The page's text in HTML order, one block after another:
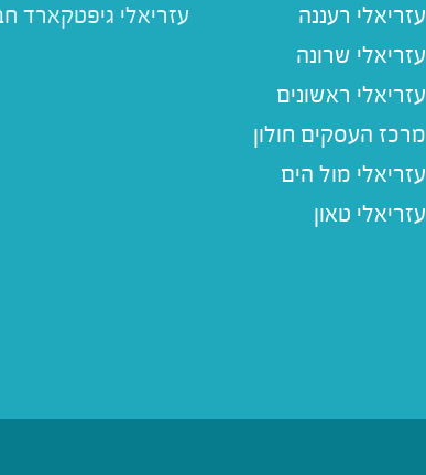
עזריאלי רעננה
עזריאלי שרונה
עזריאלי ראשונים
מרכז העסקים חולון
עזריאלי מול הים
עזריאלי טאון